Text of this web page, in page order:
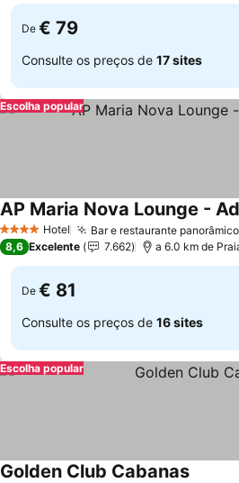
De € 79
Consulte os preços de 17 sites
Escolha popular
4 EstrelasHotel Bar e restaurante
AP Maria Nova Lounge -
8,6 Excelente 7.662 a 6.0 km de
De € 81
Consulte os preços de 16 sites
Escolha popular
Golden Club Cabanas